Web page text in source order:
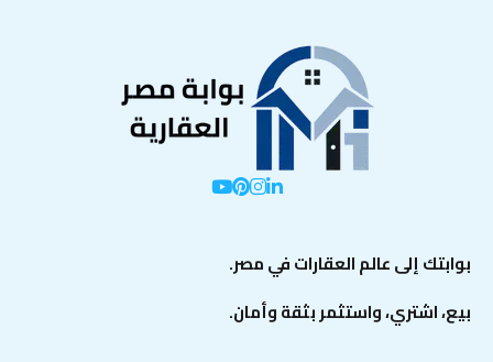
بوابتك إلى عالم العقارات في مصر.
بيع، اشتري، واستثمر بثقة وأمان.